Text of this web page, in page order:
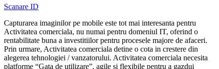
Scanare ID
Capturarea imaginilor pe mobile este tot mai interesanta pentru
Activitatea comerciala, nu numai pentru domeniul IT, oferind o
rentabilitate buna a investitiilor pentru procesele majore de afaceri.
Prin urmare, Activitatea comerciala detine o cota in crestere din
alegerea tehnologiei / vanzatorului. Activitatea comerciala necesita
platforme “Gata de utilizare”, agile si flexibile pentru a gazdui